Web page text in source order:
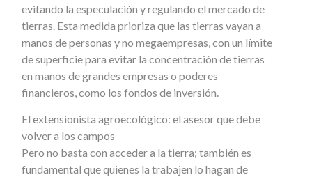
evitando la especulación y regulando el mercado de
tierras. Esta medida prioriza que las tierras vayan a
manos de personas y no megaempresas, con un límite
de superficie para evitar la concentración de tierras
en manos de grandes empresas o poderes
financieros, como los fondos de inversión.
El extensionista agroecológico: el asesor que debe
volver a los campos
Pero no basta con acceder a la tierra; también es
fundamental que quienes la trabajen lo hagan de